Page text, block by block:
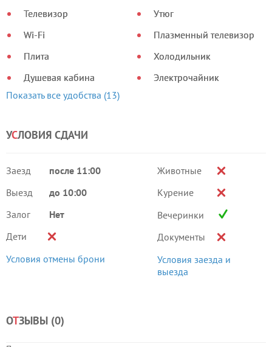
Телевизор
Wi-Fi
Плита
Душевая кабина
Утюг
Плазменный телевизор
Холодильник
Электрочайник
Показать все удобства (13)
УСЛОВИЯ СДАЧИ
Заезд
после 11:00
Выезд
до 10:00
Залог
Нет
Дети
Условия отмены брони
Животные
Курение
Вечеринки
Документы
Условия заезда и
выезда
ОТЗЫВЫ (0)